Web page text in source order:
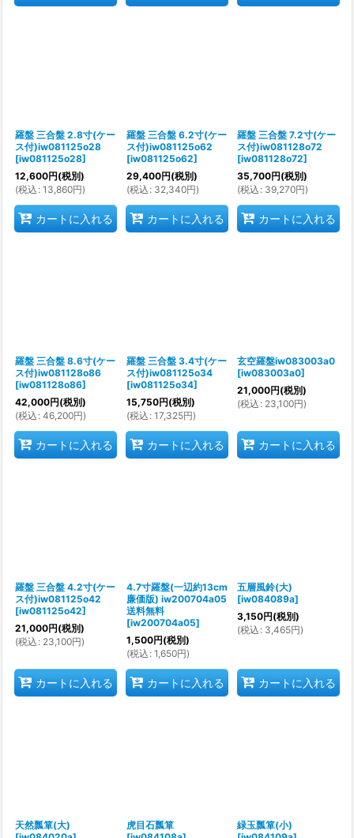
羅盤 三合盤 2.8寸(ケー
ス付)iw081125o28
[iw081125o28]
12,600円(税別)
(税込 : 13,860円)
カートに入れる
羅盤 三合盤 6.2寸(ケー
ス付)iw081125o62
[iw081125o62]
29,400円(税別)
(税込 : 32,340円)
カートに入れる
羅盤 三合盤 7.2寸(ケー
ス付)iw081128o72
[iw081128o72]
35,700円(税別)
(税込 : 39,270円)
カートに入れる
羅盤 三合盤 8.6寸(ケー
ス付)iw081128o86
[iw081128o86]
42,000円(税別)
(税込 : 46,200円)
カートに入れる
羅盤 三合盤 3.4寸(ケー
ス付)iw081125o34
[iw081125o34]
15,750円(税別)
(税込 : 17,325円)
カートに入れる
玄空羅盤iw083003a0
[iw083003a0]
21,000円(税別)
(税込 : 23,100円)
カートに入れる
羅盤 三合盤 4.2寸(ケー
ス付)iw081125o42
[iw081125o42]
21,000円(税別)
(税込 : 23,100円)
カートに入れる
4.7寸羅盤(一辺約13cm
廉価版) iw200704a05
送料無料
[iw200704a05]
1,500円(税別)
(税込 : 1,650円)
カートに入れる
五層風鈴(大)
[iw084089a]
3,150円(税別)
(税込 : 3,465円)
カートに入れる
天然瓢箪(大)
虎目石瓢箪
緑玉瓢箪(小)